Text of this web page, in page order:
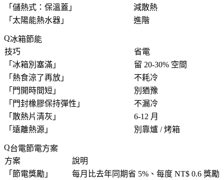
「 儲熱式：保溫蓋 」
減散熱
「 太陽能熱水器 」 進階
冰箱節能
技巧
省電
「 冰箱別塞滿 」
留 20-30% 空間
「 熱食涼了再放 」
不耗冷
「 門開時間短 」
別猶豫
「 門封橡膠保持彈性 」
不漏冷
「 散熱片清灰 」
6-12 月
「 遠離熱源 」 別靠爐 / 烤箱
台電節電方案
方案
說明
「 節電獎勵 」
每月比去年同期省 5%、每度 NT$ 0.6 獎勵